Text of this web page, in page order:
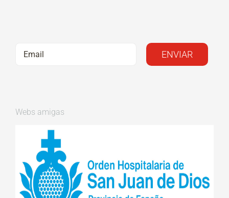
Webs amigas